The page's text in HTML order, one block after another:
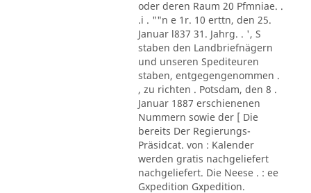
oder deren Raum 20 Pfmniae. .
.i . ""n e 1r. 10 erttn, den 25.
Januar l837 31. Jahrg. . ', S
staben den Landbriefnägern
und unseren Spediteuren
staben, entgegengenommen .
, zu richten . Potsdam, den 8 .
Januar 1887 erschienenen
Nummern sowie der [ Die
bereits Der Regierungs-
Präsidcat. von : Kalender
werden gratis nachgeliefert
nachgeliefert. Die Neese . : ee
Gxpedition Gxpedition.